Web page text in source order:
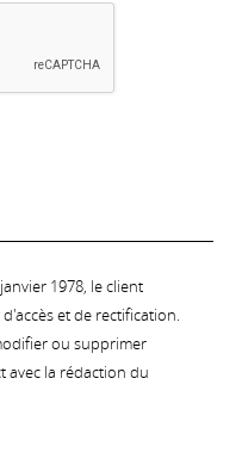
1978, le client
et de rectification.
ou supprimer
avec la rédaction du